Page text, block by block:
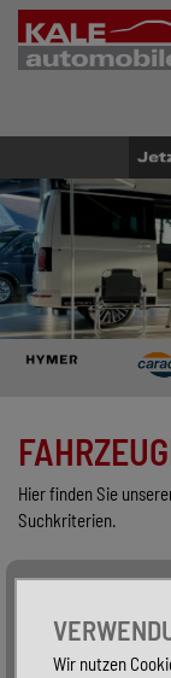
LEISTUNGEN
KONFIGURATOR
MARKENWELT
UNTERNEHMEN
Hier finden Sie
Suchkriterien.
Alle
Wir nutzen